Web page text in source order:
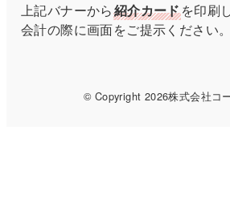
上記バナーから紹介カードを印刷
会計の際に画面をご提示ください。
© Copyright 2026株式会社コ